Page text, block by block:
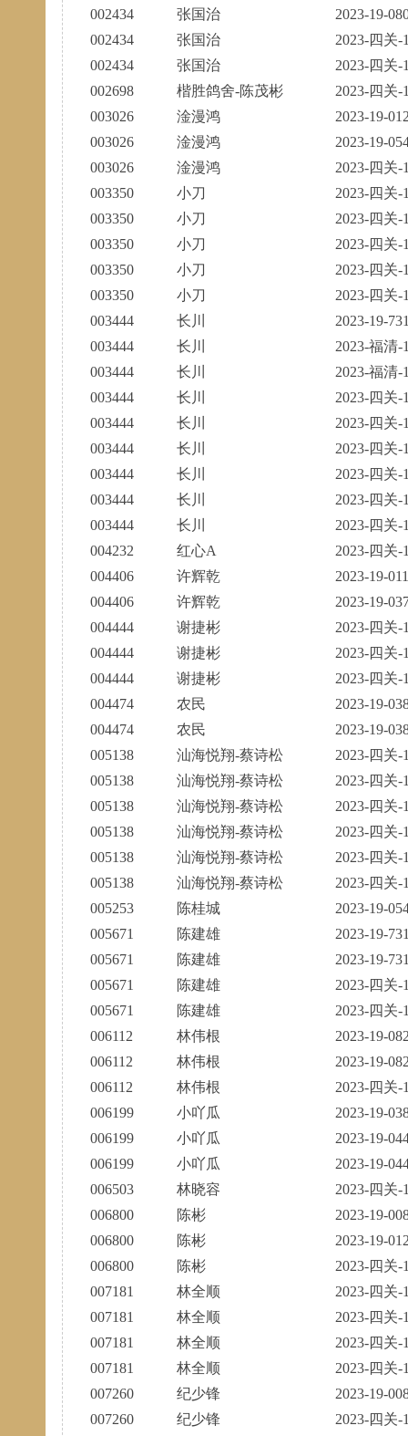
002434 张国治
2023-19-
002434
张国治
2023-四关-
002434
张国治
2023-四关-
002698
楷胜鸽舍-陈茂彬
2023-四关-
003026
淦漫鸿
2023-19-
003026
淦漫鸿
2023-19-
003026
淦漫鸿
2023-四关-
003350
小刀
2023-四关-
003350
小刀
2023-四关-
003350
小刀
2023-四关-
003350
小刀
2023-四关-
003350
小刀
2023-四关-
003444
长川
2023-19-
003444
长川
2023-福清-
003444
长川
2023-福清-
003444
长川
2023-四关-
003444
长川
2023-四关-
003444
长川
2023-四关-
003444
长川
2023-四关-
003444
长川
2023-四关-
003444
长川
2023-四关-
004232
红心A
2023-四关-
004406
许辉乾
2023-19-
004406
许辉乾
2023-19-
004444
谢捷彬
2023-四关-
004444
谢捷彬
2023-四关-
004444
谢捷彬
2023-四关-
004474
农民
2023-19-
004474
农民
2023-19-
005138
汕海悦翔-蔡诗松
2023-四关-
005138
汕海悦翔-蔡诗松
2023-四关-
005138
汕海悦翔-蔡诗松
2023-四关-
005138
汕海悦翔-蔡诗松
2023-四关-
005138
汕海悦翔-蔡诗松
2023-四关-
005138
汕海悦翔-蔡诗松
2023-四关-
005253
陈桂城
2023-19-
005671
陈建雄
2023-19-
005671
陈建雄
2023-19-
005671
陈建雄
2023-四关-
005671
陈建雄
2023-四关-
006112
林伟根
2023-19-
006112
林伟根
2023-19-
006112
林伟根
2023-四关-
006199
小吖瓜
2023-19-
006199
小吖瓜
2023-19-
006199
小吖瓜
2023-19-
006503
林晓容
2023-四关-
006800
陈彬
2023-19-
006800
陈彬
2023-19-
006800
陈彬
2023-四关-
007181
林全顺
2023-四关-
007181
林全顺
2023-四关-
007181
林全顺
2023-四关-
007181
林全顺
2023-四关-
007260
纪少锋
2023-19-
007260
纪少锋
2023-四关-